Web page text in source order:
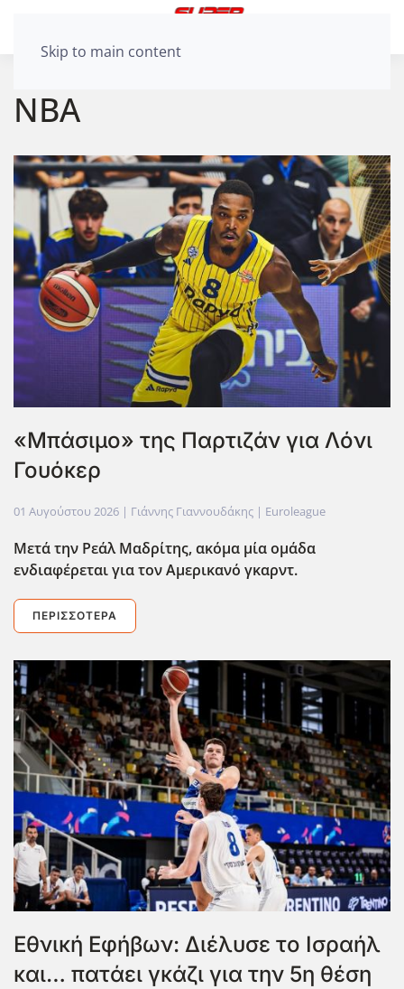
Skip to main content
NBA
«Μπάσιμο» της Παρτιζάν για Λόνι
Γουόκερ
01 Αυγούστου 2026 | Γιάννης Γιαννουδάκης | Euroleague
Μετά την Ρεάλ Μαδρίτης, ακόμα μία ομάδα
ενδιαφέρεται για τον Αμερικανό γκαρντ.
ΠΕΡΙΣΣΌΤΕΡΑ
Εθνική Εφήβων: Διέλυσε το Ισραήλ
και… πατάει γκάζι για την 5η θέση